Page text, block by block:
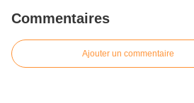
Commentaires
Ajouter un commentaire